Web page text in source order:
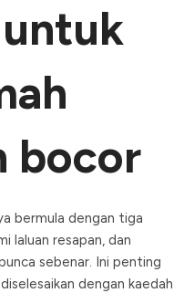
bocor
bermula dengan tiga
laluan resapan, dan
sebenar. Ini penting
dengan kaedah